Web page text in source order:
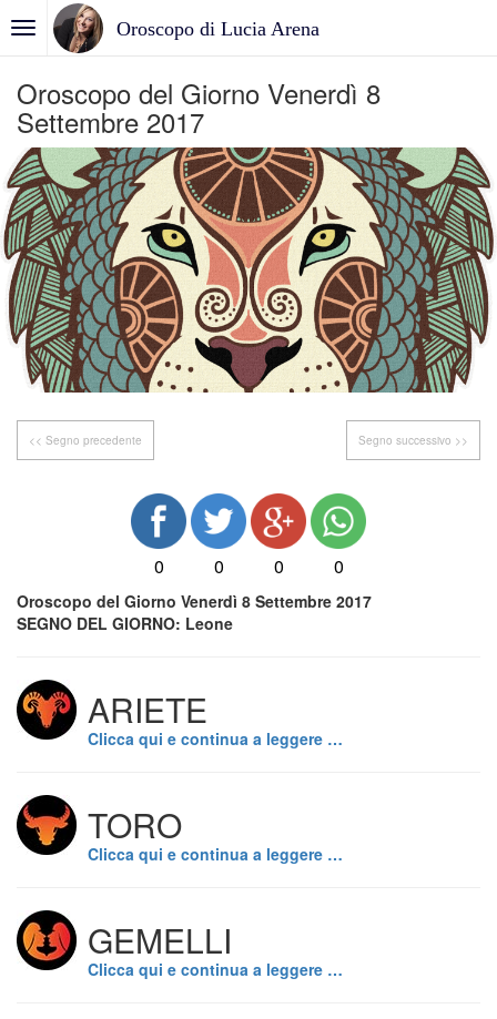
Oroscopo di Lucia Arena
Oroscopo del Giorno Venerdì 8
Settembre 2017
<< Segno precedente Segno successivo >>
0 0 0 0
Oroscopo del Giorno Venerdì 8 Settembre 2017
SEGNO DEL GIORNO: Leone
ARIETE
Clicca qui e continua a leggere …
TORO
Clicca qui e continua a leggere …
GEMELLI
Clicca qui e continua a leggere …